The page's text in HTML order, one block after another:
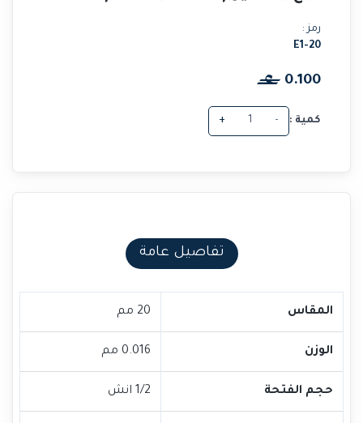
رمز :
E1-20
0.100
كمية : -
+
تفاصيل عامة
المقاس 20 مم
الوزن 0.016 مم
حجم الفتحة 1/2 انش